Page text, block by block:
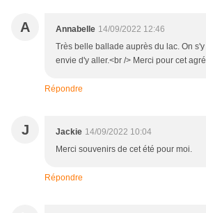
A Annabelle 14/09/2022 12:46
Très belle ballade auprès du lac. On
envie d'y aller.<br /> Merci pour cet
Répondre
J Jackie 14/09/2022 10:04
Merci souvenirs de cet été pour moi.
Répondre